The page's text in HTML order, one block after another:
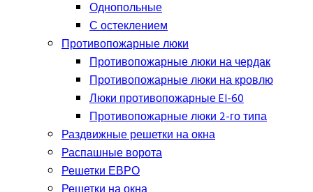
Однопольные
С остеклением
Противопожарные люки
Противопожарные люки на чердак
Противопожарные люки на кровлю
Люки противопожарные EI-60
Противопожарные люки 2-го типа
Раздвижные решетки на окна
Распашные ворота
Решетки ЕВРО